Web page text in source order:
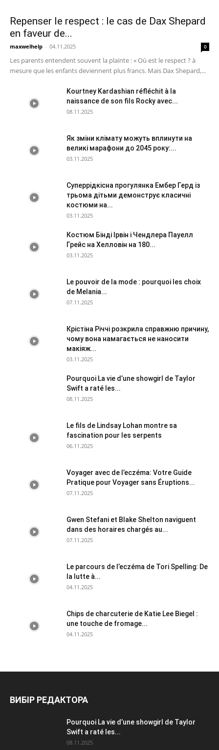
Repenser le respect : le cas de Dax Shepard
en faveur de...
maxwelhelp - 04.11.2025 0
Les parents entendent souvent la plainte : « Où est le respect ? à
mesure que les enfants deviennent plus francs. Mais Dax Shepard,...
Kourtney Kardashian réfléchit à la
naissance de son fils Rocky avec...
08.11.2025
Як зміни клімату можуть вплинути на
великі марафони до 2045 року:...
03.11.2025
Суперрідкісна прогулянка Ембер Герд із
трьома дітьми демонструє класичні
костюми на...
03.11.2025
Костюм Бінді Ірвін і Чендлера Пауелл
Грейс на Хелловін на 180...
03.11.2025
Le pouvoir de la mode : pourquoi les choix
de Melania...
07.11.2025
Крістіна Річчі розкрила справжню причину,
чому вона намагається не наносити
макіяж...
03.11.2025
Pourquoi La vie d’une showgirl de Taylor
Swift a raté les...
08.11.2025
Le fils de Lindsay Lohan montre sa
fascination pour les serpents
06.11.2025
Voyager avec de l’eczéma: Votre Guide
Pratique pour Voyager sans Éruptions...
07.11.2025
Gwen Stefani et Blake Shelton naviguent
dans des horaires chargés au...
07.11.2025
Le parcours de l’eczéma de Tori Spelling: De
la lutte à...
04.11.2025
Chips de charcuterie de Katie Lee Biegel :
une touche de fromage...
04.11.2025
ВИБІР РЕДАКТОРА
Pourquoi La vie d’une showgirl de Taylor
Swift a raté les...
08.11.2025